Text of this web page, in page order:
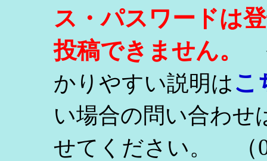
ス・パスワードは
投稿できません。
かりやすい説明はこ
い場合の問い合わせ
せてください。
（